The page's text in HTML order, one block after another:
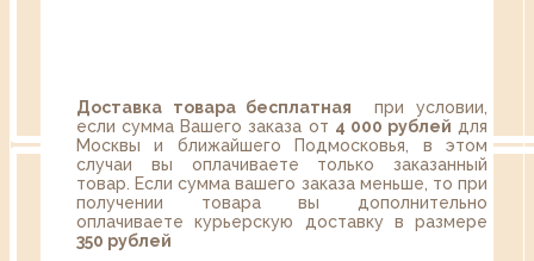
Доставка товара бесплатная при условии,
если сумма Вашего заказа от 4 000 рублей для
Москвы и ближайшего Подмосковья, в этом
случаи вы оплачиваете только заказанный
товар. Если сумма вашего заказа меньше, то при
получении товара вы дополнительно
оплачиваете курьерскую доставку в размере
350 рублей